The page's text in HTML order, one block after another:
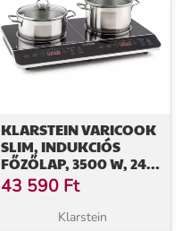
KLARSTEIN VARICOOK
SLIM, INDUKCIÓS
FŐZŐLAP, 3500 W, 240
°C, 2 FŐZŐLAP,
IDŐZÍTŐ, ÉRINTŐS
43 590 Ft
Klarstein